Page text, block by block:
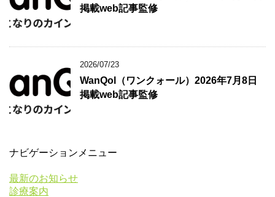
掲載web記事監修
2026/07/23
WanQol（ワンクォール）2026年7月8日
掲載web記事監修
ナビゲーションメニュー
最新のお知らせ
診療案内